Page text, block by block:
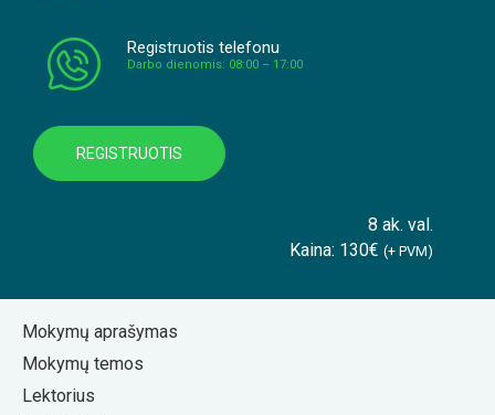
Registruotis telefonu
Darbo dienomis: 08:00 – 17:00
REGISTRUOTIS
8 ak. val.
Kaina: 130€ (+ PVM)
Mokymų aprašymas
Mokymų temos
Lektorius